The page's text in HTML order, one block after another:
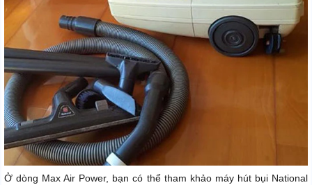
Ở dòng Max Air Power, bạn có thể tham khảo máy hút bụi National